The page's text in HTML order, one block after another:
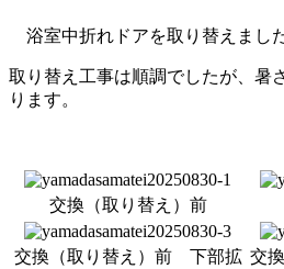
浴室中折れドアを取り替えました
取り替え工事は順調でしたが、暑
ります。
交換（取り替え）前
交換（取り替え）前 下部拡 交